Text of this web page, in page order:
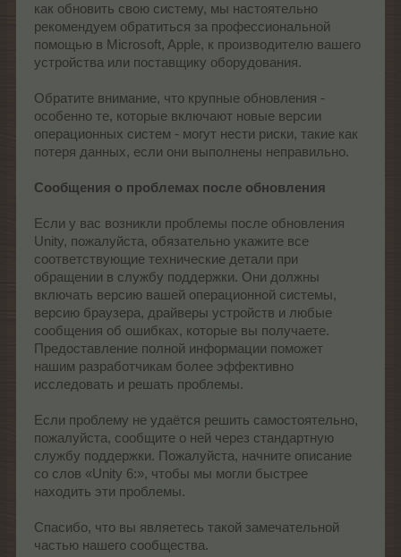
как обновить свою систему, мы настоятельно
рекомендуем обратиться за профессиональной
помощью в Microsoft, Apple, к производителю вашего
устройства или поставщику оборудования.
Обратите внимание, что крупные обновления -
особенно те, которые включают новые версии
операционных систем - могут нести риски, такие как
потеря данных, если они выполнены неправильно.
Сообщения о проблемах после обновления
Если у вас возникли проблемы после обновления
Unity, пожалуйста, обязательно укажите все
соответствующие технические детали при
обращении в службу поддержки. Они должны
включать версию вашей операционной системы,
версию браузера, драйверы устройств и любые
сообщения об ошибках, которые вы получаете.
Предоставление полной информации поможет
нашим разработчикам более эффективно
исследовать и решать проблемы.
Если проблему не удаётся решить самостоятельно,
пожалуйста, сообщите о ней через стандартную
службу поддержки. Пожалуйста, начните описание
со слов «Unity 6:», чтобы мы могли быстрее
находить эти проблемы.
Спасибо, что вы являетесь такой замечательной
частью нашего сообщества.